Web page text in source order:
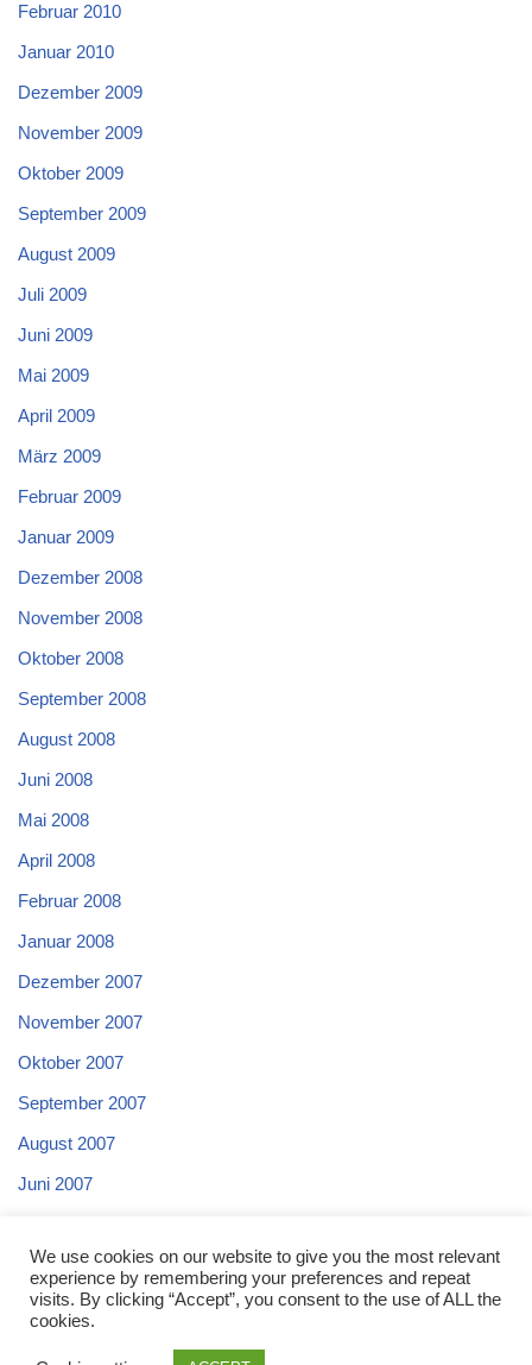
Februar 2010
Januar 2010
Dezember 2009
November 2009
Oktober 2009
September 2009
August 2009
Juli 2009
Juni 2009
Mai 2009
April 2009
März 2009
Februar 2009
Januar 2009
Dezember 2008
November 2008
Oktober 2008
September 2008
August 2008
Juni 2008
Mai 2008
April 2008
Februar 2008
Januar 2008
Dezember 2007
November 2007
Oktober 2007
September 2007
August 2007
Juni 2007
April 2007
We use cookies on our website to give you the most relevant
experience by remembering your preferences and repeat
visits. By clicking “Accept”, you consent to the use of ALL the
cookies.